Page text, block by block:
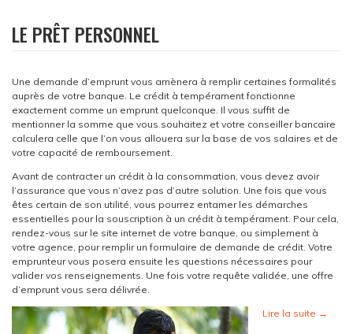
LE PRÊT PERSONNEL
Une demande d’emprunt vous amènera à remplir certaines formalités
auprès de votre banque. Le crédit à tempérament fonctionne
exactement comme un emprunt quelconque. Il vous suffit de
mentionner la somme que vous souhaitez et votre conseiller bancaire
calculera celle que l’on vous allouera sur la base de vos salaires et de
votre capacité de remboursement.
Avant de contracter un crédit à la consommation, vous devez avoir
l’assurance que vous n’avez pas d’autre solution. Une fois que vous
êtes certain de son utilité, vous pourrez entamer les démarches
essentielles pour la souscription à un crédit à tempérament. Pour cela,
rendez-vous sur le site internet de votre banque, ou simplement à
votre agence, pour remplir un formulaire de demande de crédit. Votre
emprunteur vous posera ensuite les questions nécessaires pour
valider vos renseignements. Une fois votre requête validée, une offre
d’emprunt vous sera délivrée.
Lire la suite →